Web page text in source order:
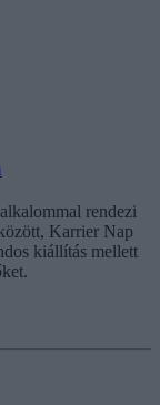
rendezi
Karrier Nap
kiállítás mellett